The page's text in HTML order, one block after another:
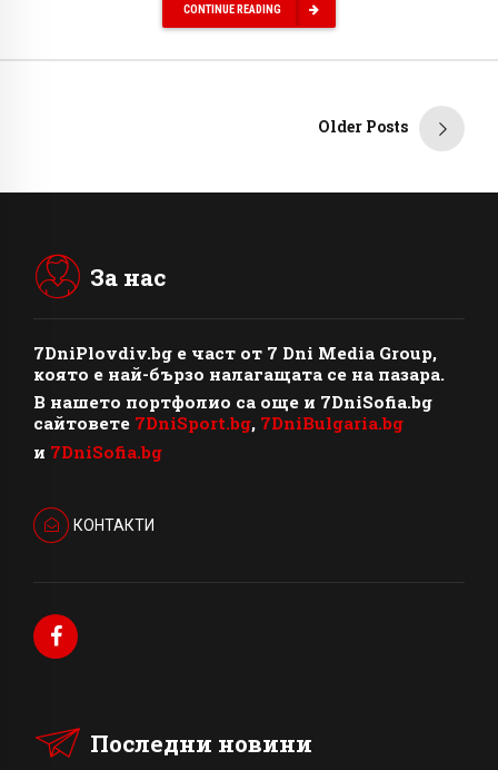
CONTINUE READING
Older Posts
За нас
7DniPlovdiv.bg e част от 7 Dni Media Group,
която е най-бързо налагащата се на пазара.
В нашето портфолио са още и 7DniSofia.bg
сайтовете 7DniSport.bg, 7DniBulgaria.bg
и 7DniSofia.bg
КОНТАКТИ
Последни новини